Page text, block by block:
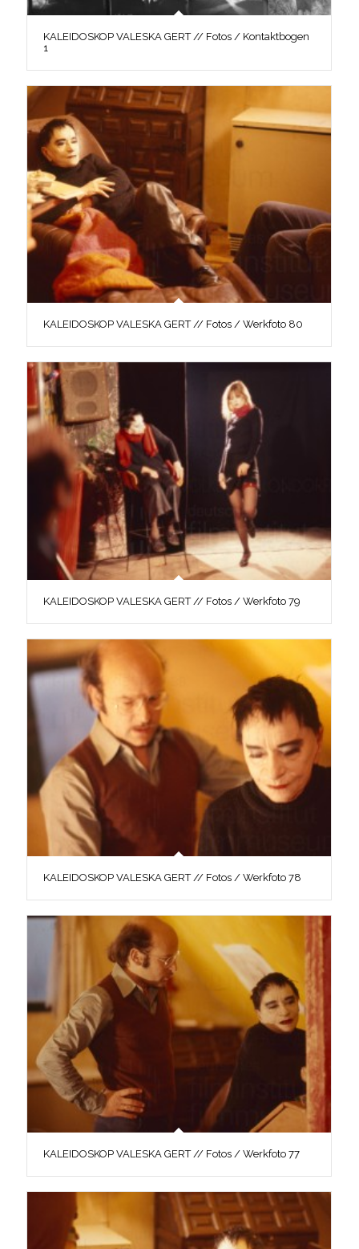
KALEIDOSKOP VALESKA GERT // Fotos / Kontaktbogen
1
KALEIDOSKOP VALESKA GERT // Fotos / Werkfoto 80
KALEIDOSKOP VALESKA GERT // Fotos / Werkfoto 79
KALEIDOSKOP VALESKA GERT // Fotos / Werkfoto 78
KALEIDOSKOP VALESKA GERT // Fotos / Werkfoto 77